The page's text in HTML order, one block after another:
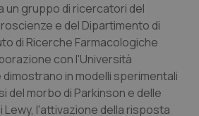
coronaropatie
un gruppo di ricercatori del
e del Dipartimento di
di Ricerche Farmacologiche
con l'Università
dimostrano in modelli sperimentali
del morbo di Parkinson e delle
Lewy, l'attivazione della risposta